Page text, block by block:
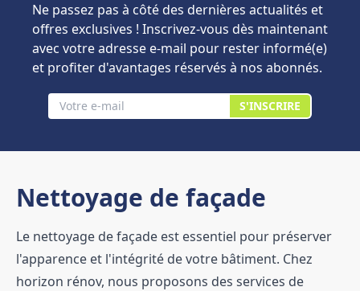
Ne passez pas à côté des dernières actualités et
offres exclusives ! Inscrivez-vous dès maintenant
avec votre adresse e-mail pour rester informé(e)
et profiter d'avantages réservés à nos abonnés.
S'INSCRIRE
Nettoyage de façade
Le nettoyage de façade est essentiel pour préserver
l'apparence et l'intégrité de votre bâtiment. Chez
horizon rénov, nous proposons des services de